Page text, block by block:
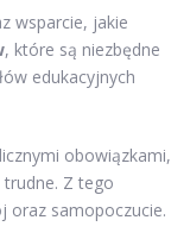
wsparcie, jakie
, które są niezbędne
edukacyjnych
obowiązkami,
Z tego
oraz samopoczucie.